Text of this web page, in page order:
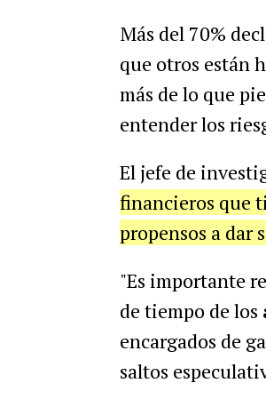
Más del 70%
que otros están
más de lo que
entender los
El jefe de
financieros que
propensos a dar
"Es importante
de tiempo de los
encargados de
saltos